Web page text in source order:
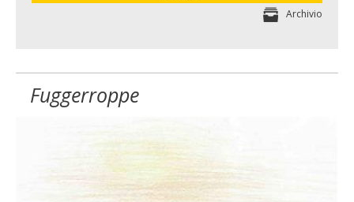
Archivio
Fuggerroppe